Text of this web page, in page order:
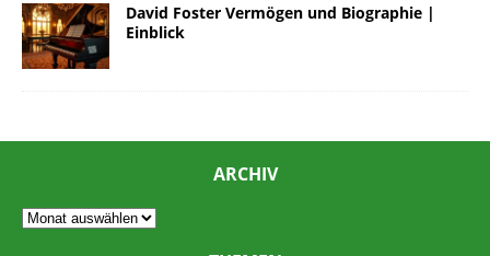
David Foster Vermögen und Biographie |
Einblick
ARCHIV